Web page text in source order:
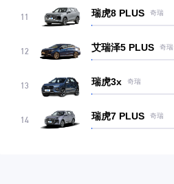
11 瑞虎8 PLUS 奇瑞
12 艾瑞泽5 PLUS 奇瑞
13 瑞虎3x 奇瑞
14 瑞虎7 PLUS 奇瑞